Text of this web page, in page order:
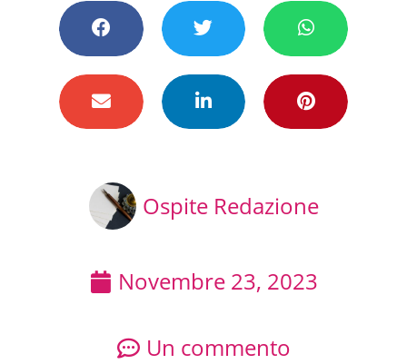
Ospite Redazione
Novembre 23, 2023
Un commento